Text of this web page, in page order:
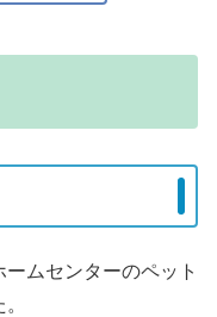
ムセンターのペット